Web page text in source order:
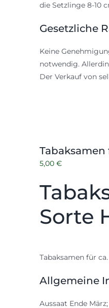
die Setzlinge 8-10
Gesetzliche
Keine
notwendig.
Der Verkauf von
5,00 €
Sorte
Tabaksamen für
Allgemeine
Aussaat Ende